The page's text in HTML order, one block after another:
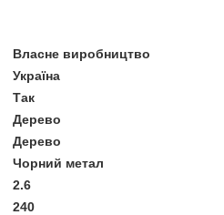
Власне виробництво
Україна
Так
Дерево
Дерево
Чорний метал
2.6
240